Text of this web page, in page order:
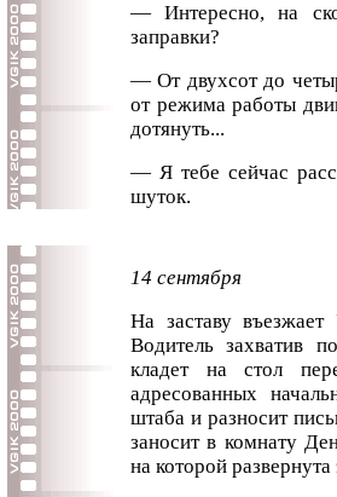
— Интересно, на
заправки?
— От двухсот до
от режима работы
дотянуть...
— Я тебе сейчас
шуток.
14 сентября
На заставу
Водитель захватив
кладет на стол
адресованных
штаба и разносит
заносит в комнату
на которой